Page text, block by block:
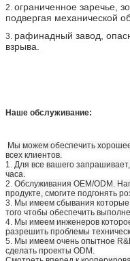
2. ограниченное заречье,
подвергая механической
3. рафинадный завод,
взрыва.
Наше обслуживание:
Мы можем обеспечить хорошее
всех клиентов.
1. Для все вашего
часа.
2. Обслуживания OEM/ODM.
продукте, смогите подгонять
3. Мы имеем сбывания
того чтобы обеспечить
4. Мы имеем инженеров
разрешить проблемы
5. Мы имеем очень опытное
сделать проекты ODM.